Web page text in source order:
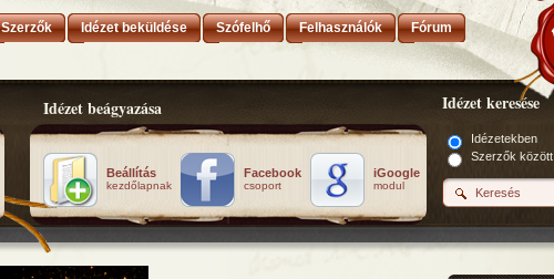
Szerzők Idézet beküldése Szófelhő Felhasználók Fórum
Idézet beágyazása
Beállítás
kezdőlapnak
Facebook
csoport
iGoogle
modul
Idézet keresése
Idézetekben
Szerzők között